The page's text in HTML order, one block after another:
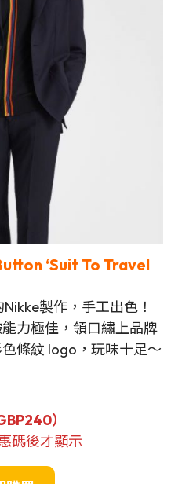
‘Suit To Travel
製作，手工出色！
力極佳，領口繡上品牌
條紋 logo，玩味十足～
）
碼後才顯示